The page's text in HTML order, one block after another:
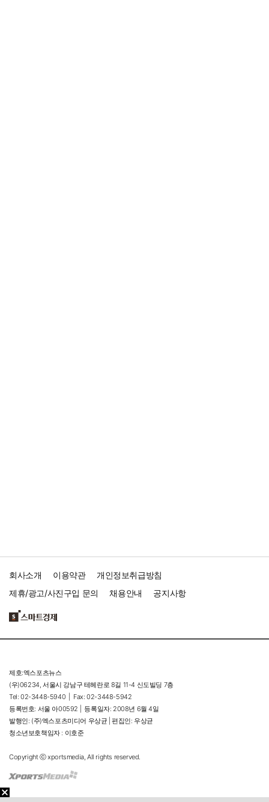
회사소개 이용약관
개인정보취급방침
제휴/광고/사진구입 문의
채용안내 공지사항
제호:엑스포츠뉴스
(우)06234, 서울시 강남구 테헤란로 8길 11-4 신도빌딩 7층
Tel: 02-3448-5940 |
Fax: 02-3448-5942
등록번호: 서울 아00592 |
등록일자: 2008년 6월 4일
발행인: (주)엑스포츠미디어 우상균 | 편집인: 우상균
청소년보호책임자 : 이호준
Copyright ⓒ xportsmedia, All rights reserved.